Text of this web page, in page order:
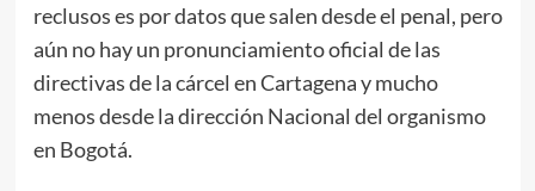
reclusos es por datos que salen desde el penal, pero
aún no hay un pronunciamiento oficial de las
directivas de la cárcel en Cartagena y mucho
menos desde la dirección Nacional del organismo
en Bogotá.